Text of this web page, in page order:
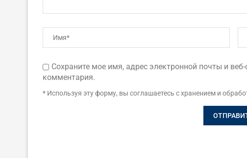
Сохраните мое имя, адрес электронной почты и
комментария.
* Используя эту форму, вы соглашаетесь с хранением и